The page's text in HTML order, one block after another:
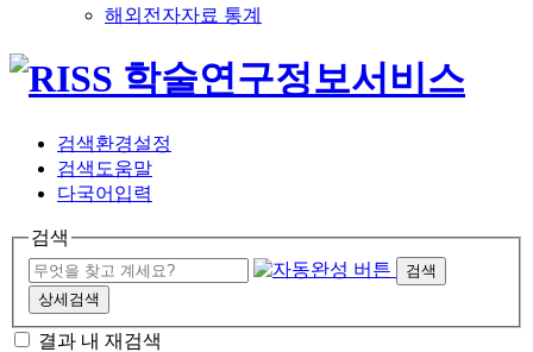
해외전자자료 통계
검색환경설정
검색도움말
다국어입력
검색
검색
상세검색
결과 내 재검색